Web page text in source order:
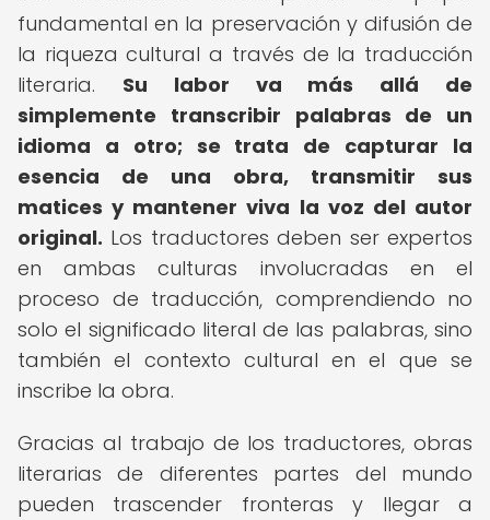
fundamental en la preservación y difusión de
la riqueza cultural a través de la traducción
literaria. Su labor va más allá de
simplemente transcribir palabras de un
idioma a otro; se trata de capturar la
esencia de una obra, transmitir sus
matices y mantener viva la voz del autor
original. Los traductores deben ser expertos
en ambas culturas involucradas en el
proceso de traducción, comprendiendo no
solo el significado literal de las palabras, sino
también el contexto cultural en el que se
inscribe la obra.
Gracias al trabajo de los traductores, obras
literarias de diferentes partes del mundo
pueden trascender fronteras y llegar a